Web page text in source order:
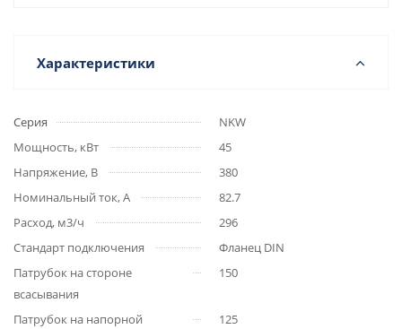
Характеристики
Серия
NKW
Мощность, кВт
45
Напряжение, В
380
Номинальный ток, А
82.7
Расход, м3/ч
296
Стандарт подключения
Фланец DIN
Патрубок на стороне
всасывания
150
Патрубок на напорной
125